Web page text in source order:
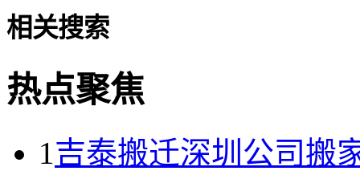
相关搜索
热点聚焦
1吉泰搬迁深圳公司搬